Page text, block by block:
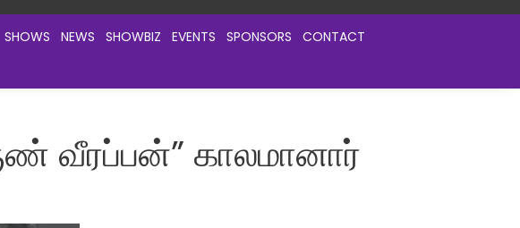
SHOWS NEWS SHOWBIZ EVENTS SPONSORS CONTACT
வீரப்பன்” காலமானார்